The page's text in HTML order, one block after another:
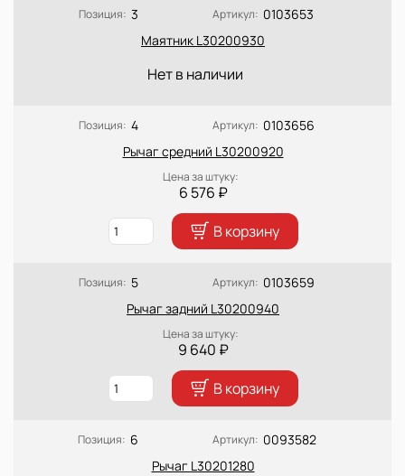
Позиция: 3 Артикул: 0103653
Маятник L30200930
Нет в наличии
Позиция: 4 Артикул: 0103656
Рычаг средний L30200920
Цена за штуку:
6 576 ₽
В корзину
Позиция: 5 Артикул: 0103659
Рычаг задний L30200940
Цена за штуку:
9 640 ₽
В корзину
Позиция: 6 Артикул: 0093582
Рычаг L30201280